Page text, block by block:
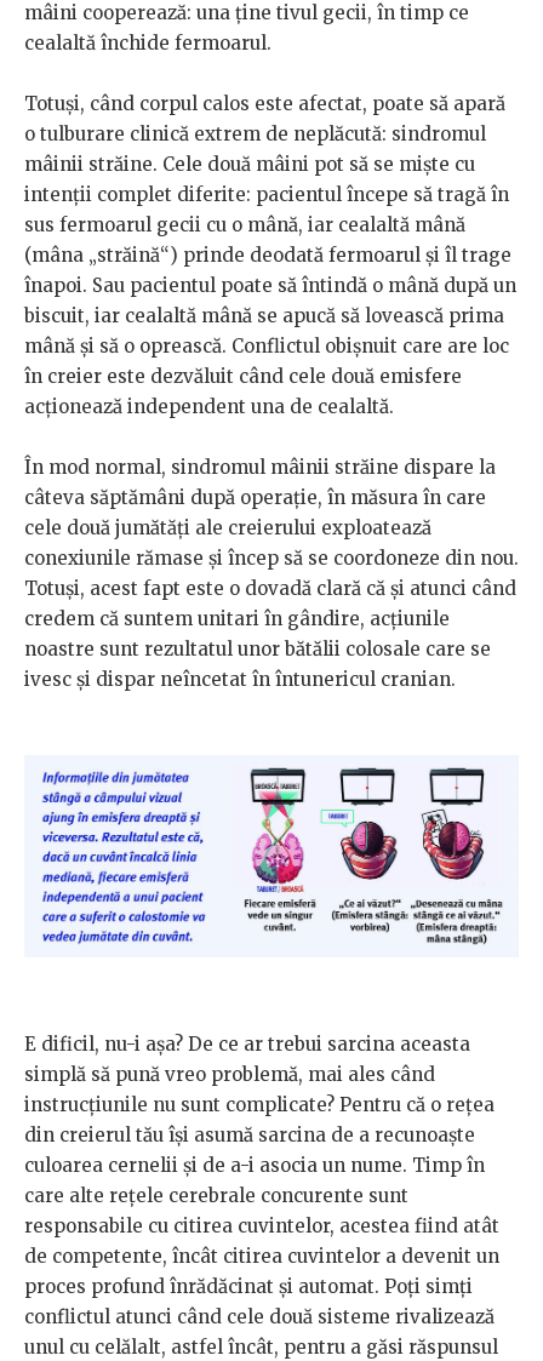
mâini cooperează: una ţine tivul gecii, în timp ce
cealaltă închide fermoarul.
Totuşi, când corpul calos este afectat, poate să apară
o tulburare clinică extrem de neplăcută: sindromul
mâinii străine. Cele două mâini pot să se mişte cu
intenţii complet diferite: pacientul începe să tragă în
sus fermoarul gecii cu o mână, iar cealaltă mână
(mâna „străină“) prinde deodată fermoarul şi îl trage
înapoi. Sau pacientul poate să întindă o mână după un
biscuit, iar cealaltă mână se apucă să lovească prima
mână şi să o oprească. Conflictul obişnuit care are loc
în creier este dezvăluit când cele două emisfere
acţionează independent una de cealaltă.
În mod normal, sindromul mâinii străine dispare la
câteva săptămâni după operaţie, în măsura în care
cele două jumătăţi ale creierului exploatează
conexiunile rămase şi încep să se coordoneze din nou.
Totuşi, acest fapt este o dovadă clară că şi atunci când
credem că suntem unitari în gândire, acţiunile
noastre sunt rezultatul unor bătălii colosale care se
ivesc şi dispar neîncetat în întunericul cranian.
E dificil, nu-i aşa? De ce ar trebui sarcina aceasta
simplă să pună vreo problemă, mai ales când
instrucţiunile nu sunt complicate? Pentru că o reţea
din creierul tău îşi asumă sarcina de a recunoaşte
culoarea cernelii şi de a-i asocia un nume. Timp în
care alte reţele cerebrale concurente sunt
responsabile cu citirea cuvintelor, acestea fiind atât
de competente, încât citirea cuvintelor a devenit un
proces profund înrădăcinat şi automat. Poţi simţi
conflictul atunci când cele două sisteme rivalizează
unul cu celălalt, astfel încât, pentru a găsi răspunsul